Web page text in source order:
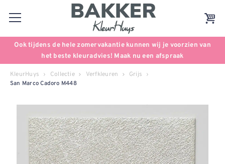
Ook tijdens de hele zomervakantie kunnen wij je voorzien van
het beste kleuradvies! Maak nu een afspraak
KleurHuys Collectie Verfkleuren Grijs
San Marco Cadoro M448